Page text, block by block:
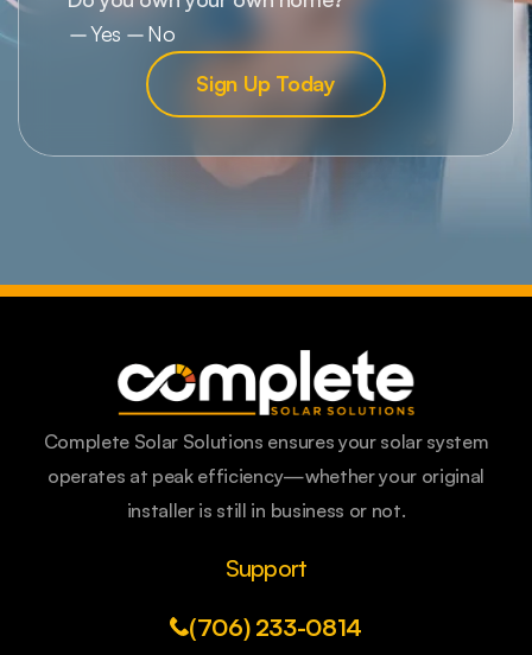
Complete Solar Solutions ensures your solar system
operates at peak efficiency—whether your original
installer is still in business or not.
Support
(706) 233-0814